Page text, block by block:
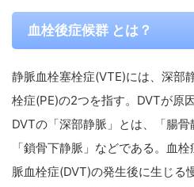
血栓後症候群 とは？
静脈血栓塞栓症(VTE)には、深部
栓症(PE)の2つを指す。DVTが原
DVTの「深部静脈」とは、「腸骨
「鎖骨下静脈」などである。血
脈血栓症(DVT)の発生後に生じる